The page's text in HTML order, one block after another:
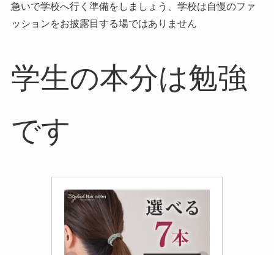
急いで学校へ行く準備をしましょう、学校は自慢のファ
ッションをお披露目する場ではありません
学生の本分は勉強
です